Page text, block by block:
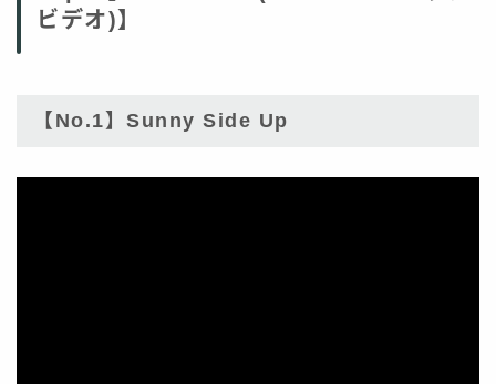
ビデオ)】
【No.1】Sunny Side Up